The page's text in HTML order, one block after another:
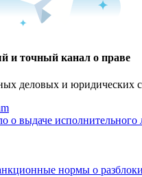
и точный канал о праве
деловых и юридических
о выдаче исполнительного
нормы о